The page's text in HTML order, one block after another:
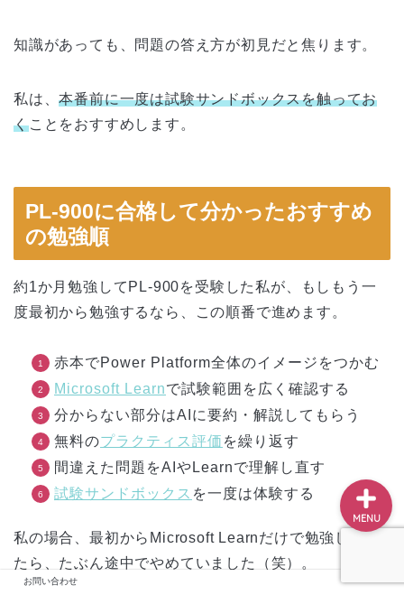
知識があっても、問題の答え方が初見だと焦ります。
私は、本番前に一度は試験サンドボックスを触ってお
くことをおすすめします。
PL-900に合格して分かったおすすめ
の勉強順
約1か月勉強してPL-900を受験した私が、もしもう一
度最初から勉強するなら、この順番で進めます。
赤本でPower Platform全体のイメージをつかむ
Microsoft Learnで試験範囲を広く確認する
分からない部分はAIに要約・解説してもらう
無料のプラクティス評価 を繰り返す
間違えた問題をAIやLearnで理解し直す
試験サンドボックス を一度は体験する
私の場合、最初からMicrosoft Learnだけで勉強してい
たら、たぶん途中でやめていました（笑）。
お問い合わせ
MENU
ホーム
プロフィール
お問い合わせ
サイトマップ